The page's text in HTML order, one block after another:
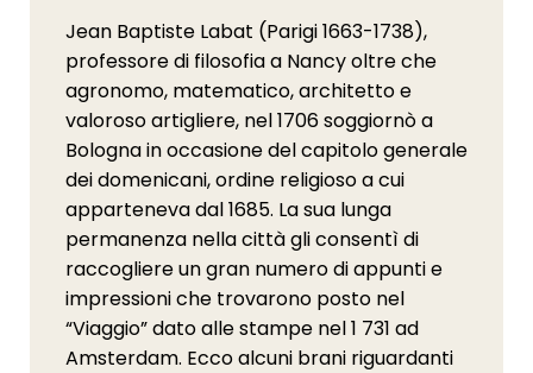
Jean Baptiste Labat (Parigi 1663-1738),
professore di filosofia a Nancy oltre che
agronomo, matematico, architetto e
valoroso artigliere, nel 1706 soggiornò a
Bologna in occasione del capitolo generale
dei domenicani, ordine religioso a cui
apparteneva dal 1685. La sua lunga
permanenza nella città gli consentì di
raccogliere un gran numero di appunti e
impressioni che trovarono posto nel
“Viaggio” dato alle stampe nel 1 731 ad
Amsterdam. Ecco alcuni brani riguardanti